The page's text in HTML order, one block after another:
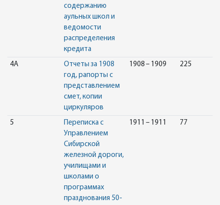
содержанию
аульных школ и
ведомости
распределения
кредита
4А
Отчеты за 1908
год, рапорты с
представлением
смет, копии
циркуляров
1908 – 1909 225
5
Переписка с
Управлением
Сибирской
железной дороги,
училищами и
школами о
программах
празднования 50-
1911 – 1911 77